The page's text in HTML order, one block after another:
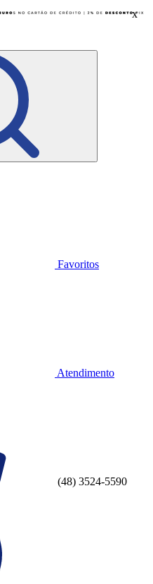
x
Favoritos
Atendimento
(48) 3524-5590